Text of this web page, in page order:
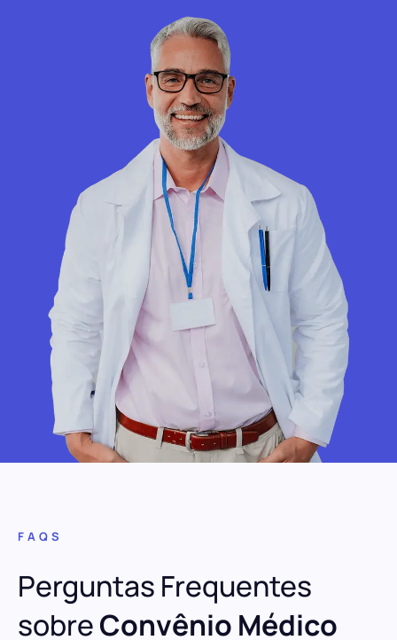
FAQS
Perguntas Frequentes
sobreConvênio Médico